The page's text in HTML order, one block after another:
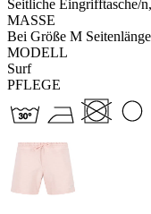
Seitliche Eingrifftasche/
MASSE
Bei Größe M
MODELL
Surf
PFLEGE